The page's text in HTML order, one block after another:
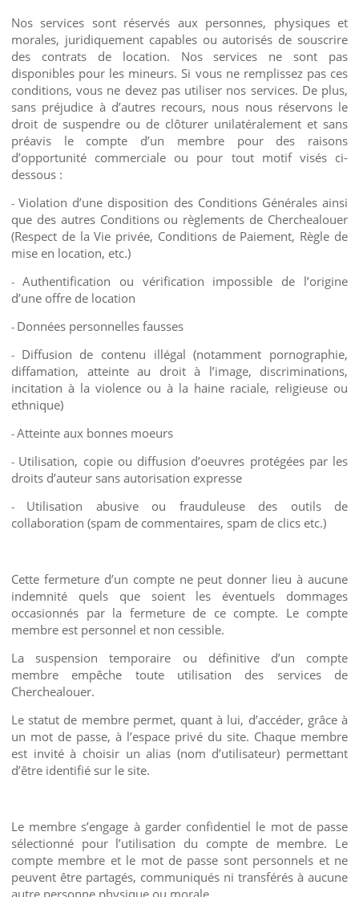
Nos services sont réservés aux personnes, physiques et
morales, juridiquement capables ou autorisés de souscrire
des contrats de location. Nos services ne sont pas
disponibles pour les mineurs. Si vous ne remplissez pas ces
conditions, vous ne devez pas utiliser nos services. De plus,
sans préjudice à d’autres recours, nous nous réservons le
droit de suspendre ou de clôturer unilatéralement et sans
préavis le compte d’un membre pour des raisons
d’opportunité commerciale ou pour tout motif visés ci-
dessous :
-Violation d’une disposition des Conditions Générales ainsi
que des autres Conditions ou règlements de Cherchealouer
(Respect de la Vie privée, Conditions de Paiement, Règle de
mise en location, etc.)
- Authentification ou vérification impossible de l’origine
d’une offre de location
- Données personnelles fausses
- Diffusion de contenu illégal (notamment pornographie,
diffamation, atteinte au droit à l’image, discriminations,
incitation à la violence ou à la haine raciale, religieuse ou
ethnique)
-Atteinte aux bonnes moeurs
- Utilisation, copie ou diffusion d’oeuvres protégées par les
droits d’auteur sans autorisation expresse
- Utilisation abusive ou frauduleuse des outils de
collaboration (spam de commentaires, spam de clics etc.)
Cette fermeture d’un compte ne peut donner lieu à aucune
indemnité quels que soient les éventuels dommages
occasionnés par la fermeture de ce compte. Le compte
membre est personnel et non cessible.
La suspension temporaire ou définitive d’un compte
membre empêche toute utilisation des services de
Cherchealouer.
Le statut de membre permet, quant à lui, d’accéder, grâce à
un mot de passe, à l’espace privé du site. Chaque membre
est invité à choisir un alias (nom d’utilisateur) permettant
d’être identifié sur le site.
Le membre s’engage à garder confidentiel le mot de passe
sélectionné pour l’utilisation du compte de membre. Le
compte membre et le mot de passe sont personnels et ne
peuvent être partagés, communiqués ni transférés à aucune